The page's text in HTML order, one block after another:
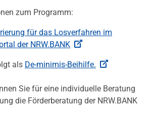
zum Programm:
für das Losverfahren im
der NRW.BANK
als De-minimis-Beihilfe.
Sie für eine individuelle Beratung
die Förderberatung der NRW.BANK